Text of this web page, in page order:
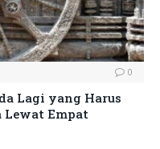
0
Lagi yang Harus
Lewat Empat